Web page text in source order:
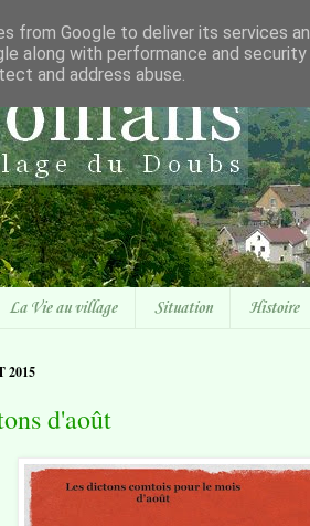
La Vie au village Situation Histoire
2015
d'août
from Google to deliver its services
along with performance and
and address abuse.